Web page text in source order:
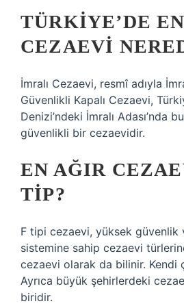
TÜRKIYE’DE
CEZAEVI
İmralı Cezaevi, resmî adıyla
Güvenlikli Kapalı Cezaevi,
Denizi’ndeki İmralı Adası’nda
güvenlikli bir cezaevidir.
EN AĞIR
TIP?
F tipi cezaevi, yüksek güvenlik
sistemine sahip cezaevi
cezaevi olarak da bilinir. Kendi
Ayrıca büyük şehirlerdeki
biridir.